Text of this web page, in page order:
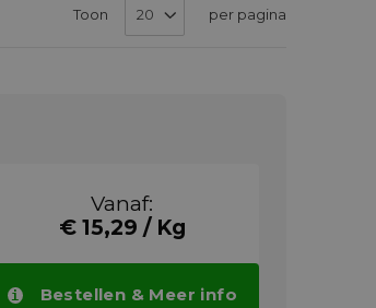
Toon per pagina
Vanaf:
€ 15,29 / Kg
Bestellen & Meer info